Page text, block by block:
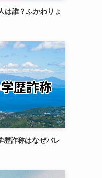
は誰？ふかわりょ
歴詐称はなぜバレ